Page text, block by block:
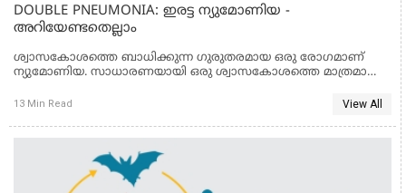
DOUBLE PNEUMONIA: ഇരട്ട ന്യുമോണിയ -
അറിയേണ്ടതെല്ലാം
ശ്വാസകോശത്തെ ബാധിക്കുന്ന ഗുരുതരമായ ഒരു രോഗമാണ്
ന്യുമോണിയ. സാധാരണയായി ഒരു ശ്വാസകോശത്തെ മാത്രമാണ്
ശ്വാസകോശങ്ങളെയും ഒരേ സമയം ബാധിക്കുന്ന അവസ്ഥയുണ്ട്,
PNEUMONIA" എന്ന് പറയുന്നത്. ഇരട്ട ന്യുമോണിയ സാധാരണ
കണ്ടാൽ ഉടൻ ചികിത്സ തേടേണ്ടത് അത്യാവശ്യമാണ്.
13 Min Read View All